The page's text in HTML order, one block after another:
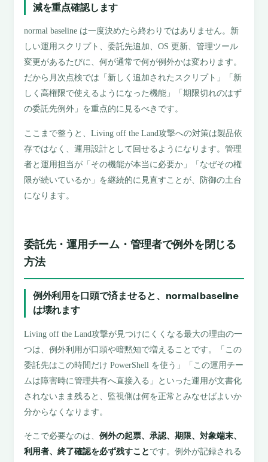
減を重点確認します
normal baseline は一度決めたら終わりではありません。新
しい運用スクリプト、委託先追加、OS 更新、管理ツール
変更があるたびに、何が通常で何が例外かは変わります。
だから月次点検では「新しく追加されたスクリプト」「新
しく高権限で使えるようになった機能」「期限切れのはず
の委託先例外」を重点的に見るべきです。
ここまで整うと、Living off the Land攻撃への対策は製品依
存ではなく、運用設計として回せるようになります。管理
者と運用担当が「その機能が本当に必要か」「なぜその権
限が続いているか」を継続的に見直すことが、防御の土台
になります。
委託先・運用チーム・管理者で例外を閉じる
方法
例外利用を口頭で済ませると、normal baseline
は壊れます
Living off the Land攻撃が見つけにくくなる最大の理由の一
つは、例外利用が口頭や暗黙知で増えることです。「この
委託先はこの時間だけ PowerShell を使う」「この運用チー
ムは障害時に管理共有へ直接入る」といった運用が文書化
されないまま残ると、監視側は何を正常とみなせばよいか
分からなくなります。
そこで必要なのは、例外の起票、承認、期限、対象端末、
利用者、終了確認を必ず残すこと です。例外が記録される